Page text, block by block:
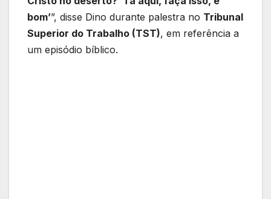
bom’”, disse Dino durante palestra no Tribunal
Superior do Trabalho (TST), em referência a
um episódio bíblico.